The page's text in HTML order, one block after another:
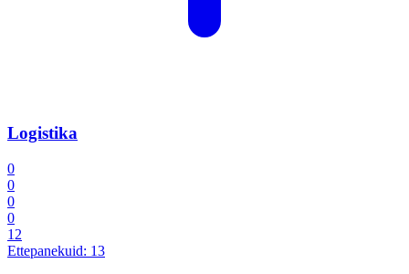
Logistika
0
0
0
0
12
Ettepanekuid: 13